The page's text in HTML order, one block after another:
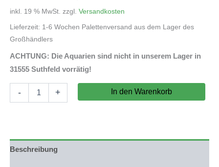
Preis
war:
360,99 €
Preis
ist:
307,99 €.
inkl. 19 % MwSt. zzgl. Versandkosten
Lieferzeit: 1-6 Wochen Palettenversand aus dem Lager des
Großhändlers
ACHTUNG: Die Aquarien sind nicht in unserem Lager in
31555 Suthfeld vorrätig!
-
Aquarium
Lager
+ In den Warenkorb
Beschreibung